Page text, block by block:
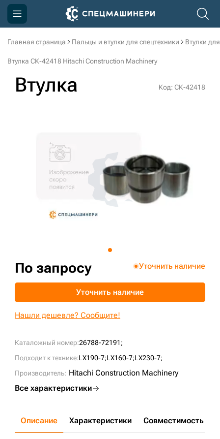
Главная страница Пальцы и втулки для спецтехники Втулки
Втулка СК-42418 Hitachi Construction Machinery
Втулка Код: СК-42418
Каталожный номер:26788-72191;
Подходит к технике:LX190-7;LX160-7;LX230-7;
Производитель: Hitachi Construction Machinery
Все характеристики
По запросу Уточнить наличие
Уточнить наличие
Нашли дешевле? Сообщите!
Описание Характеристики Совместимость
Компания
Доставка и оплата
3D тур по производству
3D тур по складам
sksale@skdst.ru